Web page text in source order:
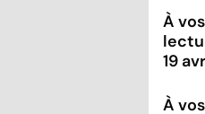
À
19
À